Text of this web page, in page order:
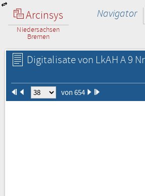
Arcinsys
Niedersachsen
Bremen
Navigator
Digitalisate von LkAH A 9
von 654